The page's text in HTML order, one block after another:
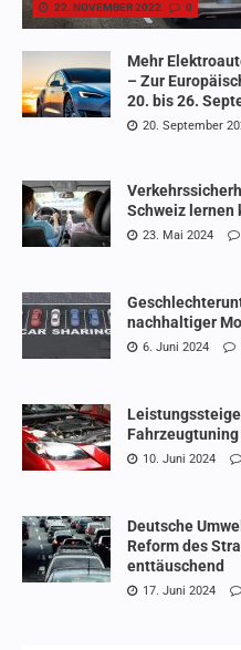
22. NOVEMBER 2022 0
Mehr
– Zur
20. bis 26.
20. September
Schweiz lernen
23. Mai 2024
nachhaltiger
6. Juni 2024
10. Juni 2024
Deutsche
Reform des
enttäuschend
17. Juni 2024